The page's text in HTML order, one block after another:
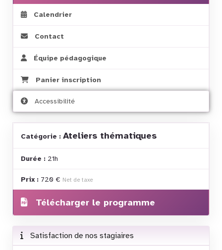
Calendrier
Contact
Équipe pédagogique
Panier inscription
Accessibilité
Catégorie : Ateliers thématiques
Durée : 21h
Prix : 720 € Net de taxe
Télécharger le programme
Satisfaction de nos stagiaires